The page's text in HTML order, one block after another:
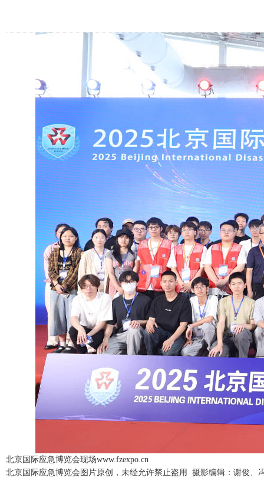
北京国际应急博览会现场www.fzexpo.cn
北京国际应急博览会图片原创，未经允许禁止盗用 摄影编辑：谢俊、